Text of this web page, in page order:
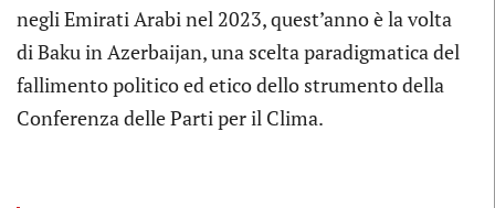
negli Emirati Arabi nel 2023, quest’anno è la volta
di Baku in Azerbaijan, una scelta paradigmatica del
fallimento politico ed etico dello strumento della
Conferenza delle Parti per il Clima.